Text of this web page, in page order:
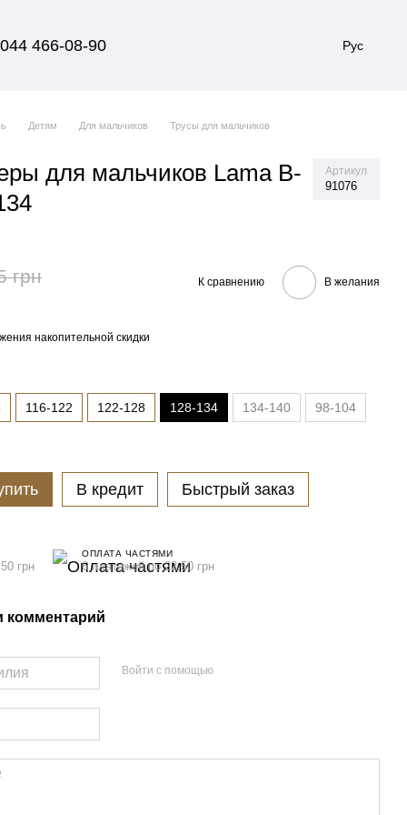
044 466-08-90 Рус
Детям Для мальчиков
Трусы для мальчиков
для мальчиков Lama B-
Артикул
91076
грн К сравнению В желания
накопительной скидки
116-122 122-128 128-134 134-140 98-104
В кредит Быстрый заказ
грн
ОПЛАТА ЧАСТЯМИ
6 платежей по 22.50 грн
комментарий
Войти с помощью